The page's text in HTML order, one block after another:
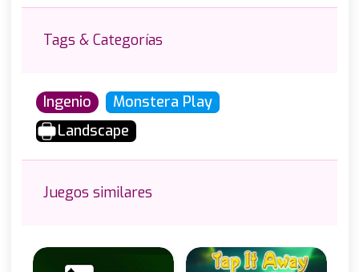
Tags & Categorías
Ingenio
Monstera Play
Landscape
Juegos similares